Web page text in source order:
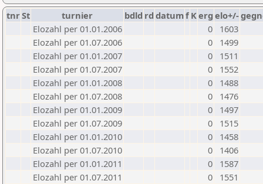
tnrSt turnier bdld rd datumf Kerg elo+/-
Elozahl per 01.01.2006
0
1603
Elozahl per 01.07.2006
0
1499
Elozahl per 01.01.2007
0
1511
Elozahl per 01.07.2007
0
1552
Elozahl per 01.01.2008
0
1488
Elozahl per 01.07.2008
0
1476
Elozahl per 01.01.2009
0
1497
Elozahl per 01.07.2009
0
1515
Elozahl per 01.01.2010
0
1458
Elozahl per 01.07.2010
0
1406
Elozahl per 01.01.2011
0
1587
Elozahl per 01.07.2011
0
1551